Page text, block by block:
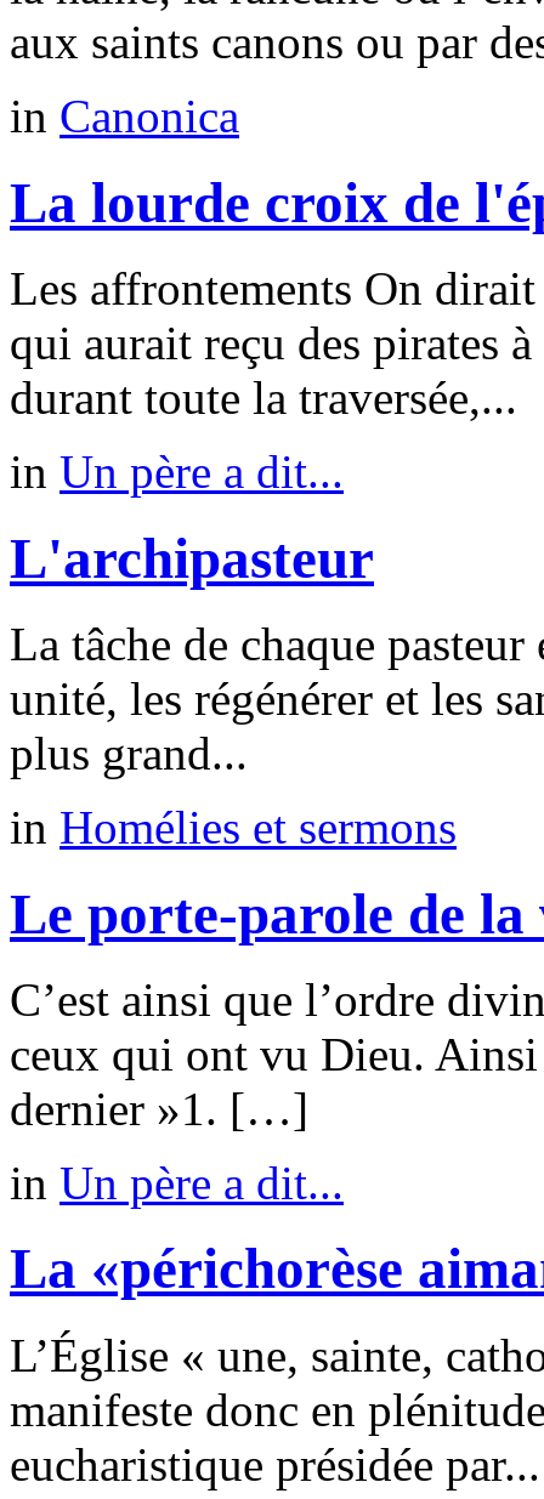
aux saints canons ou par
in Canonica
La lourde croix de
Les affrontements On
qui aurait reçu des pirates
durant toute la traversée,...
in Un père a dit...
L'archipasteur
La tâche de chaque
unité, les régénérer et les
plus grand...
in Homélies et sermons
Le porte-parole de la
C’est ainsi que l’ordre
ceux qui ont vu Dieu.
dernier »1. […]
in Un père a dit...
La «périchorèse
L’Église « une, sainte,
manifeste donc en
eucharistique présidée par...